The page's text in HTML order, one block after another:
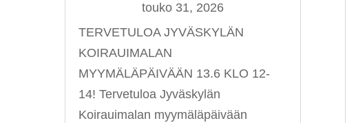
touko 31, 2026
TERVETULOA JYVÄSKYLÄN
KOIRAUIMALAN
MYYMÄLÄPÄIVÄÄN 13.6 KLO 12-
14! Tervetuloa Jyväskylän
Koirauimalan myymäläpäivään